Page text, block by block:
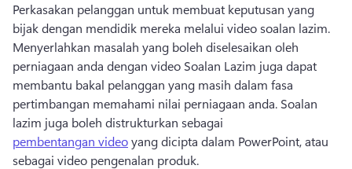
Perkasakan pelanggan untuk membuat keputusan yang
Menyerlahkan masalah yang boleh diselesaikan oleh
perniagaan anda dengan video Soalan Lazim juga dapat
membantu bakal pelanggan yang masih dalam fasa
pertimbangan memahami nilai perniagaan anda. Soalan
lazim juga boleh distrukturkan sebagai
pembentangan video yang dicipta dalam PowerPoint, atau
sebagai video pengenalan produk.